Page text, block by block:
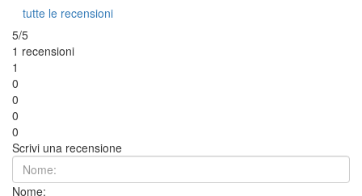
tutte le recensioni
5/5
1 recensioni
1
0
0
0
0
Scrivi una recensione
Nome: